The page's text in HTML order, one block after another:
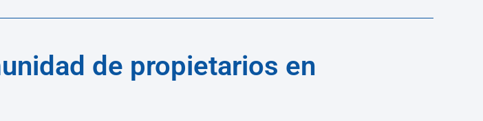
de propietarios en